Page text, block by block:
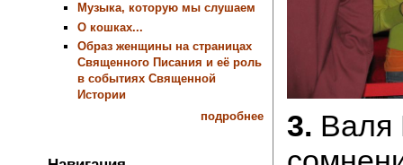
Музыка, которую мы слушаем
О кошках...
Образ женщины на страницах
Священного Писания и её роль
в событиях Священной
Истории
подробнее
3. Валя